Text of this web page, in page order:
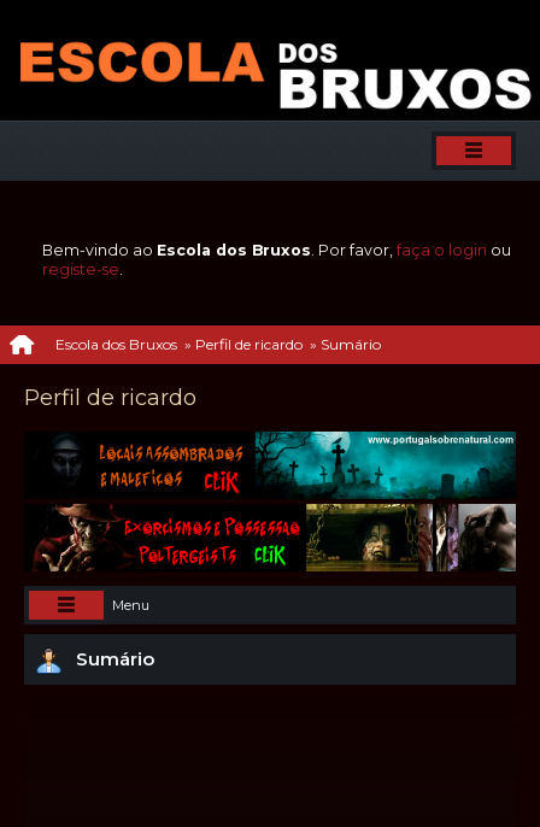
Bem-vindo ao Escola dos Bruxos. Por favor, faça o login ou
registe-se.
Escola dos Bruxos » Perfil de ricardo » Sumário
Perfil de ricardo
Menu
Sumário